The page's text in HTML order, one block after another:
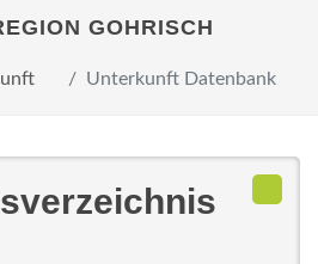
GOHRISCH
Unterkunft Datenbank